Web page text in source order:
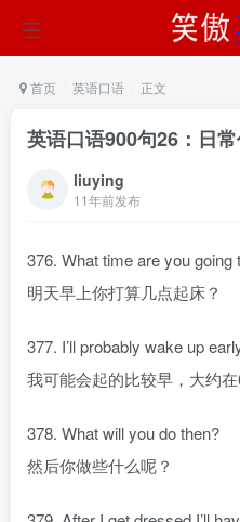
首页 英语口语 正文
英语口语900句26：日
liuying
11年前发布
376. What time are you
明天早上你打算几点起床？
377. I’ll probably wake up
我可能会起的比较早，大约在
378. What will you do then?
然后你做些什么呢？